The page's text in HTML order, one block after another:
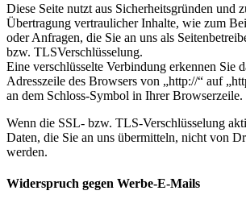
Diese Seite nutzt aus Sicherheitsgründen und
Übertragung vertraulicher Inhalte, wie zum
oder Anfragen, die Sie an uns als
bzw. TLSVerschlüsselung.
Eine verschlüsselte Verbindung erkennen Sie
Adresszeile des Browsers von „http://“ auf
an dem Schloss-Symbol in Ihrer Browserzeile.
Wenn die SSL- bzw. TLS-Verschlüsselung
Daten, die Sie an uns übermitteln, nicht von
werden.
Widerspruch gegen Werbe-E-Mails